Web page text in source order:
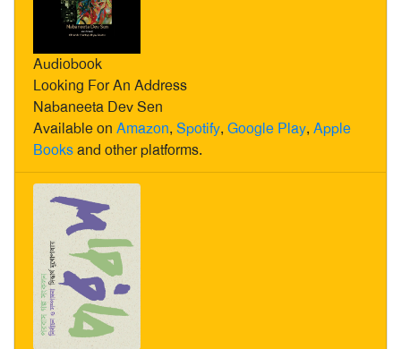
Audiobook
Looking For An Address
Nabaneeta Dev Sen
Available on Amazon, Spotify, Google Play, Apple
Booksand other platforms.